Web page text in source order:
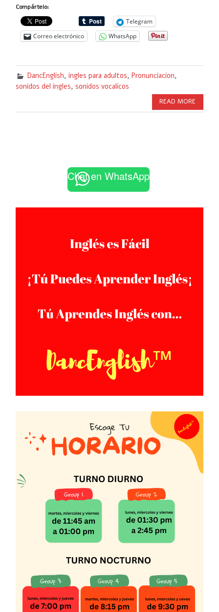
Compártelo:
Telegram
Correo electrónico
WhatsApp
DancEnglish, ingles para adultos, Pronunciacion,
sonidos del ingles, sonidos vocalicos
READ MORE
Chat en WhatsApp